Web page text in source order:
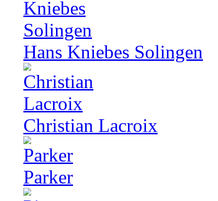
Hans Kniebes Solingen
Christian Lacroix
Parker